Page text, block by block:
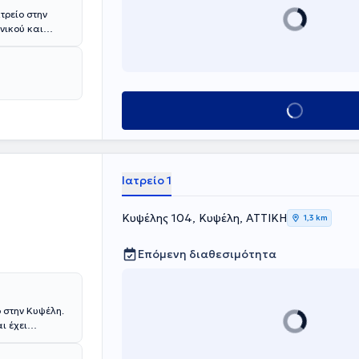
στην
και
και στη
ως υπεύθυνη
Κλείσε ραντεβού
στην Κυψέλη.
έχει
Ιατρείο 1
Κυψέλης 104, Κυψέλη, ΑΤΤΙΚΗ 1,3 km
Επόμενη διαθεσιμότητα